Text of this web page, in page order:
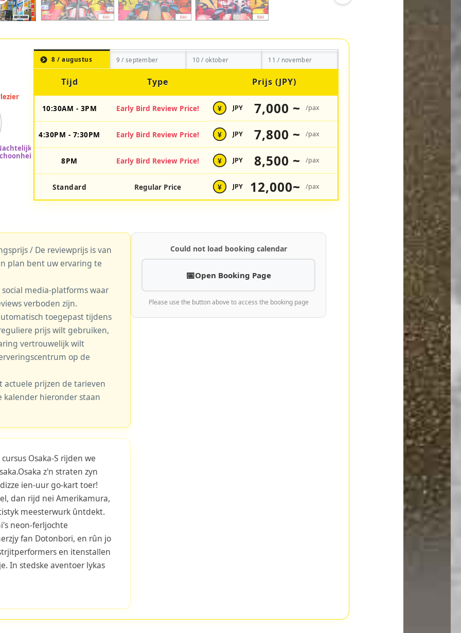
8 / augustus 9 / september 10 / oktober 11 / november
Tijd Type Prijs (JPY)
10:30AM - 3PM Early Bird Review Price! ¥ JPY 7,000 ~ /pax
4:30PM - 7:30PM Early Bird Review Price! ¥ JPY 7,800 ~ /pax
8PM Early Bird Review Price! ¥ JPY 8,500 ~ /pax
Standard Regular Price ¥ JPY 12,000~ /pax
/ De reviewprijs is van
plan bent uw ervaring te
media-platforms waar
verboden zijn.
toegepast tijdens
prijs wilt gebruiken,
vertrouwelijk wilt
op de
actuele prijzen de tarieven
kalender hieronder staan
Osaka-S rijden we
z'n straten zyn
ien-uur go-kart toer!
dan rijd nei Amerikamura,
meesterwurk ûntdekt.
neon-ferljochte
fan Dotonbori, en rûn jo
en itenstallen
In stedske aventoer lykas
Could not load booking calendar
Open Booking Page
Please use the button above to access the booking page